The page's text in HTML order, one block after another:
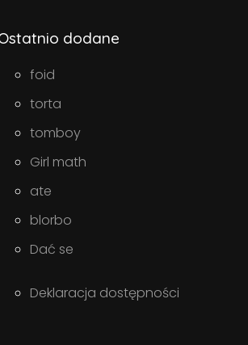
dodane
foid
torta
tomboy
Girl math
ate
blorbo
Dać se
Deklaracja dostępności